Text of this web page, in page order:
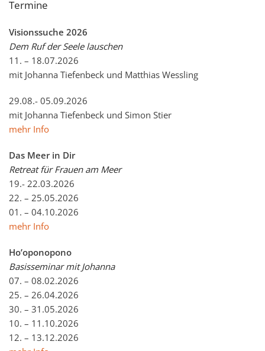
Termine
Visionssuche 2026
Dem Ruf der Seele lauschen
11. – 18.07.2026
mit Johanna Tiefenbeck und Matthias Wessling
29.08.- 05.09.2026
mit Johanna Tiefenbeck und Simon Stier
mehr Info
Das Meer in Dir
Retreat für Frauen am Meer
19.- 22.03.2026
22. – 25.05.2026
01. – 04.10.2026
mehr Info
Ho’oponopono
Basisseminar mit Johanna
07. – 08.02.2026
25. – 26.04.2026
30. – 31.05.2026
10. – 11.10.2026
12. – 13.12.2026